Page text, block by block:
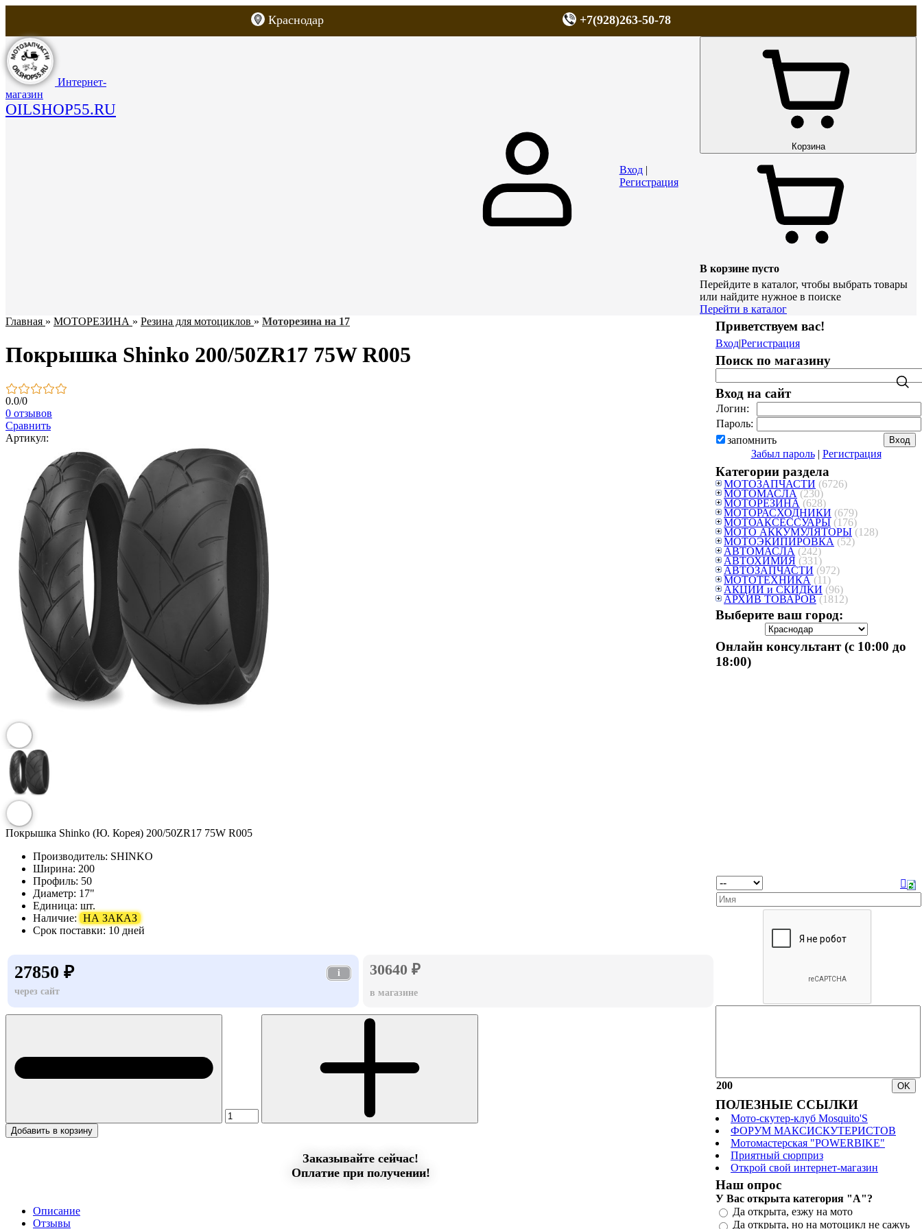
Краснодар +7(928)263-50-78
Интернет-
магазин
OILSHOP55.RU
ДОСТАВКА
Вход|
Регистрация
Корзина
В корзине пусто
Перейдите в каталог, чтобы выбрать товары
или найдите нужное в поиске
Перейти в каталог
Главная » МОТОРЕЗИНА » Резина для мотоциклов » Моторезина на 17
Покрышка Shinko 200/50ZR17 75W R005
0.0/0
0 отзывов
Сравнить
Артикул:
Покрышка Shinko (Ю. Корея) 200/50ZR17 75W R005
Производитель: SHINKO
Ширина: 200
Профиль: 50
Диаметр: 17"
Единица: шт.
Наличие: НА ЗАКАЗ
Срок поставки: 10 дней
27850 ₽
i
через сайт
30640 ₽
в магазине
Добавить в корзину
Заказывайте сейчас!
Оплатие при получении!
Описание
Отзывы
Приветствуем вас!
Вход|Регистрация
Поиск по магазину
Вход на сайт
Логин:
Пароль:
запомнить
Забыл пароль| Регистрация
Категории раздела
МОТОЗАПЧАСТИ (6726)
МОТОМАСЛА (230)
МОТОРЕЗИНА (628)
МОТОРАСХОДНИКИ (679)
МОТОАКСЕССУАРЫ (176)
МОТО АККУМУЛЯТОРЫ (128)
МОТОЭКИПИРОВКА (52)
АВТОМАСЛА (242)
АВТОХИМИЯ (331)
АВТОЗАПЧАСТИ (972)
МОТОТЕХНИКА (11)
АКЦИИ и СКИДКИ (96)
АРХИВ ТОВАРОВ (1812)
Выберите ваш город:
Онлайн консультант (с 10:00 до
18:00)
200
ПОЛЕЗНЫЕ ССЫЛКИ
Мото-скутер-клуб Mosquito'S
ФОРУМ МАКСИСКУТЕРИСТОВ
Мотомастерская "POWERBIKE"
Приятный сюрприз
Открой свой интернет-магазин
Наш опрос
У Вас открыта категория "А"?
Да открыта, езжу на мото
Да открыта, но на мотоцикл не сажуь